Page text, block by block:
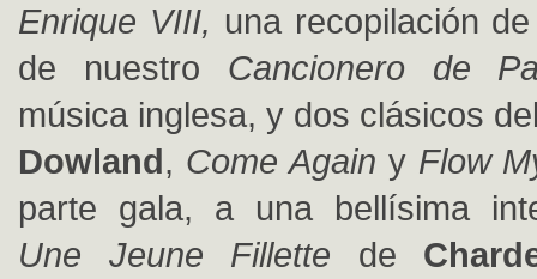
Enrique VIII, una recopilación
de nuestro Cancionero de
música inglesa, y dos clásicos
Dowland, Come Again y Flow
parte gala, a una bellísima
Une Jeune Fillette de